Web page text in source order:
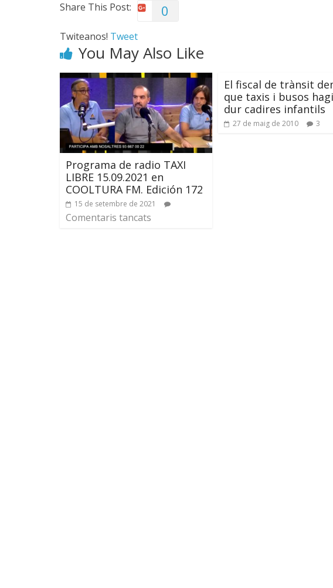
Share This Post: 0
Twiteanos! Tweet
You May Also Like
Programa de radio TAXI
LIBRE 15.09.2021 en
COOLTURA FM. Edición 172
15 de setembre de 2021
Comentaris tancats
El fiscal de trànsit
que taxis i busos
dur cadires infantils
27 de maig de 2010 3